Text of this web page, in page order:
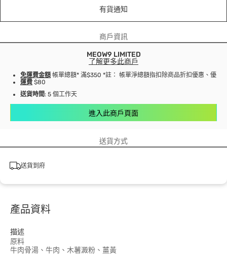
有貨通知
商戶資訊
MEOW9 LIMITED
了解更多此商戶
免運費金額 帳單總額* 滿$350 *註： 帳單淨總額指扣除商品折扣優惠、優惠
運費 $80
送貨時間: 5 個工作天
進入此商戶頁面
送貨方式
送貨到府
產品資料
描述
原料
牛肉骨湯、牛肉、木薯澱粉、薑黃